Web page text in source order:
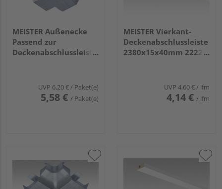
MEISTER Außenecke
Passend zur
Deckenabschlussleiste
UVP 6,20 €/ Paket(e)
5,58 € / Paket(e)
MEISTER Vierkant-
Deckenabschlussleiste
2380x15x40mm 2222
UVP 4,60 €/ lfm
4,14 € / lfm